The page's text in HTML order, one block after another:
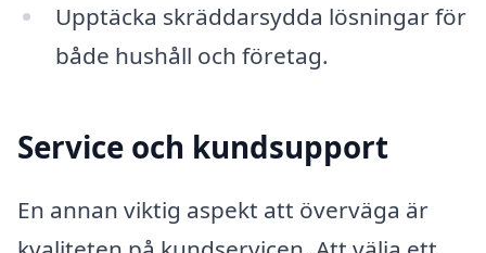
Upptäcka skräddarsydda lösningar för
både hushåll och företag.
Service och kundsupport
En annan viktig aspekt att överväga är